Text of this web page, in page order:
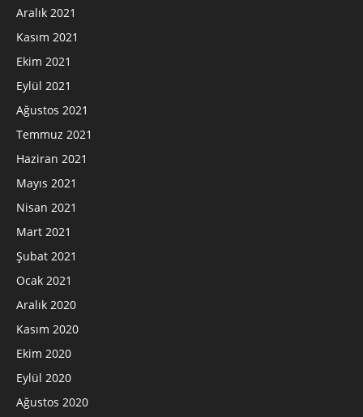
Aralık 2021
Kasım 2021
Ekim 2021
Eylül 2021
Ağustos 2021
Temmuz 2021
Haziran 2021
Mayıs 2021
Nisan 2021
Mart 2021
Şubat 2021
Ocak 2021
Aralık 2020
Kasım 2020
Ekim 2020
Eylül 2020
Ağustos 2020